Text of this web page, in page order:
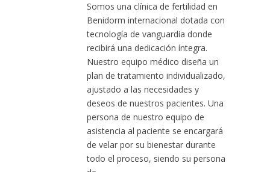
Somos una clínica de fertilidad en
Benidorm internacional dotada con
tecnología de vanguardia donde
recibirá una dedicación íntegra.
Nuestro equipo médico diseña un
plan de tratamiento individualizado,
ajustado a las necesidades y
deseos de nuestros pacientes. Una
persona de nuestro equipo de
asistencia al paciente se encargará
de velar por su bienestar durante
todo el proceso, siendo su persona